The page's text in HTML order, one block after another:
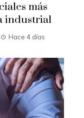
más
industrial
Hace 4 días